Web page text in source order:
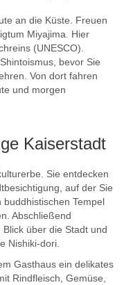
an die Küste. Freuen
Miyajima. Hier
(UNESCO).
bevor Sie
Von dort fahren
und morgen
Kaiserstadt
Sie entdecken
auf der Sie
Tempel
Abschließend
über die Stadt und
Nishiki-dori.
Gasthaus ein delikates
Rindfleisch, Gemüse,